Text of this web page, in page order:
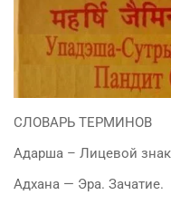
СЛОВАРЬ ТЕРМИНОВ
Адарша – Лицевой
Адхана — Эра. Зачатие.